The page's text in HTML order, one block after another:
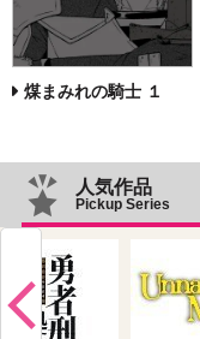
煤まみれの騎士 １
人気作品
Pickup Series